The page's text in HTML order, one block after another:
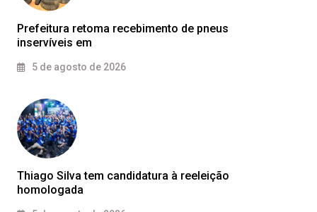
Prefeitura retoma recebimento de pneus
inservíveis em
5 de agosto de 2026
Thiago Silva tem candidatura à reeleição
homologada